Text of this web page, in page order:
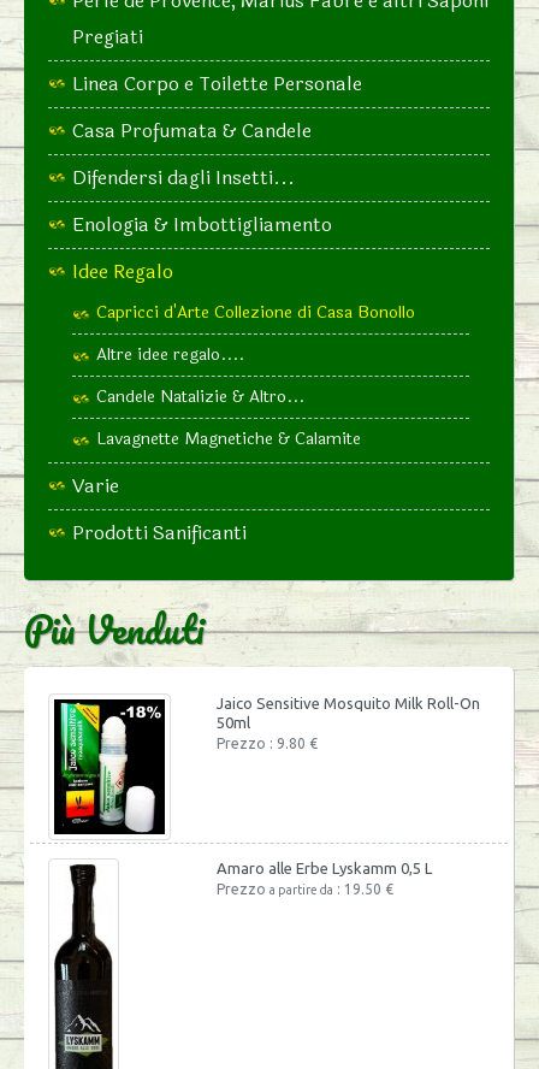
Pregiati
Linea Corpo e Toilette Personale
Casa Profumata & Candele
Difendersi dagli Insetti...
Enologia & Imbottigliamento
Idee Regalo
Capricci d'Arte Collezione di Casa Bonollo
Altre idee regalo....
Candele Natalizie & Altro...
Lavagnette Magnetiche & Calamite
Varie
Prodotti Sanificanti
Più Venduti
Jaico Sensitive Mosquito Milk Roll-On
50ml
Prezzo : 9.80 €
Amaro alle Erbe Lyskamm 0,5 L
Prezzoa partire da : 19.50 €